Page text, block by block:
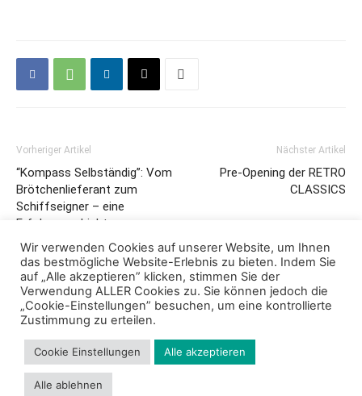
Vorheriger Artikel
“Kompass Selbständig”: Vom
Brötchenlieferant zum
Schiffseigner – eine
Erfolgsgeschichte
Nächster Artikel
Pre-Opening der RETRO
CLASSICS
Impressum
Wir verwenden Cookies auf unserer Website, um Ihnen
das bestmögliche Website-Erlebnis zu bieten. Indem Sie
auf „Alle akzeptieren” klicken, stimmen Sie der
Verwendung ALLER Cookies zu. Sie können jedoch die
„Cookie-Einstellungen” besuchen, um eine kontrollierte
Zustimmung zu erteilen.
Cookie Einstellungen Alle akzeptieren
Alle ablehnen